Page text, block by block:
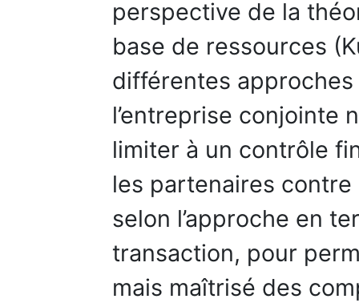
perspective de la
base de ressources
différentes
l’entreprise conjointe
limiter à un contrôle
les partenaires contre
selon l’approche en
transaction, pour
mais maîtrisé des